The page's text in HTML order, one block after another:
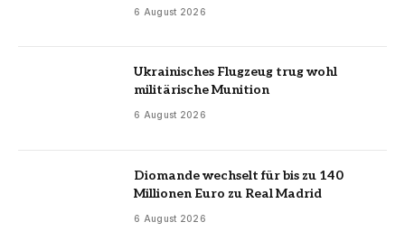
6 August 2026
Ukrainisches Flugzeug trug wohl
militärische Munition
6 August 2026
Diomande wechselt für bis zu 140
Millionen Euro zu Real Madrid
6 August 2026